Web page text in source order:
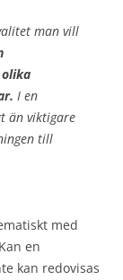
man vill
I en
än viktigare
till
med
en
kan redovisas